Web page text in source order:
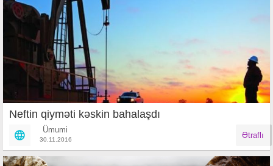
Neftin qiyməti kəskin bahalaşdı
Ümumi
30.11.2016 Ətraflı